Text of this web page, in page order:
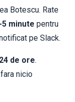
Botescu. Rate
5 minute pentru
pe Slack.
de ore.
nicio